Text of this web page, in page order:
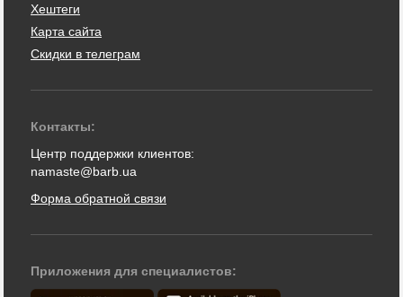
Хештеги
Карта сайта
Скидки в телеграм
Контакты:
Центр поддержки клиентов:
namaste@barb.ua
Форма обратной связи
Приложения для специалистов: